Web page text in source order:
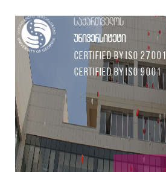
საქართველოს
უნივერსიტეტი
Certified by ISO 27001
Certified by ISO 9001